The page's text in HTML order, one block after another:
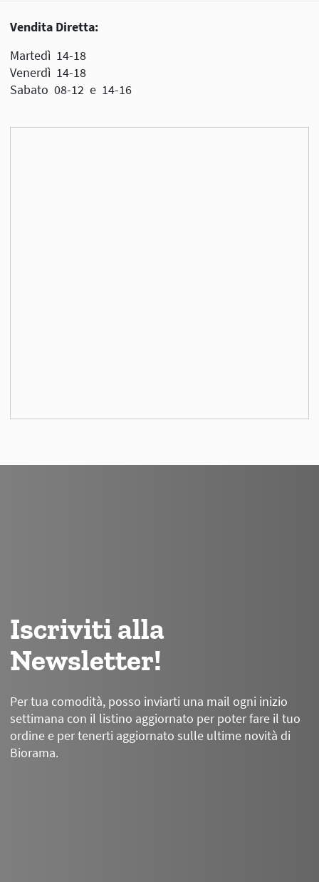
Vendita Diretta:
Martedì 14-18
Venerdì 14-18
Sabato 08-12 e 14-16
Iscriviti alla
Newsletter!
Per tua comodità, posso inviarti una mail ogni inizio
settimana con il listino aggiornato per poter fare il tuo
ordine e per tenerti aggiornato sulle ultime novità di
Biorama.